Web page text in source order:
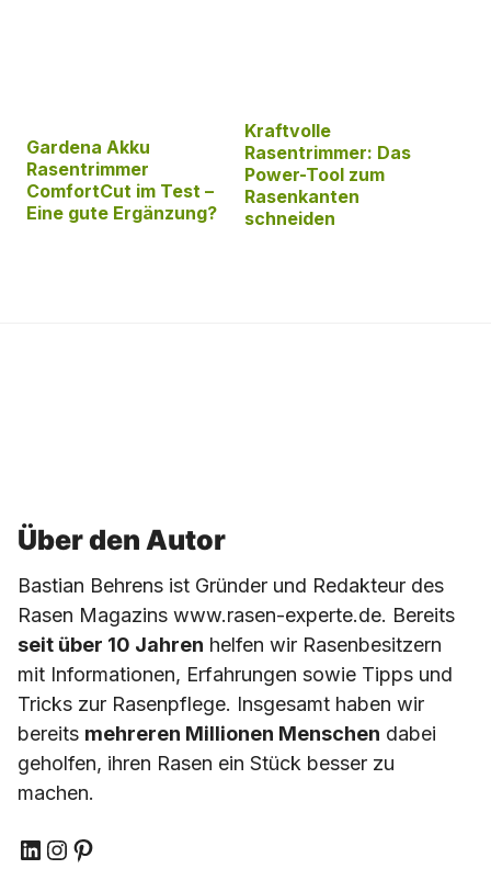
Gardena Akku
Rasentrimmer
ComfortCut im Test –
Eine gute Ergänzung?
Kraftvolle
Rasentrimmer: Das
Power-Tool zum
Rasenkanten
schneiden
Über den Autor
Bastian Behrens ist Gründer und Redakteur des
Rasen Magazins www.rasen-experte.de. Bereits
seit über 10 Jahren helfen wir Rasenbesitzern
mit Informationen, Erfahrungen sowie Tipps und
Tricks zur Rasenpflege. Insgesamt haben wir
bereits mehreren Millionen Menschen dabei
geholfen, ihren Rasen ein Stück besser zu
machen.
LinkedIn
Instagram
Pinterest